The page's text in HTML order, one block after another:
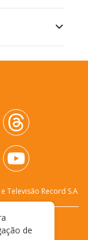
Televisão Record S.A
de